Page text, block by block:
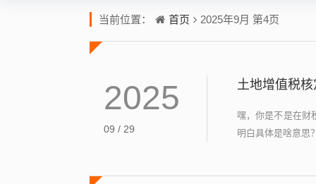
当前位置： 首页 2025年9月 第4页
2025
09 / 29
土地增值税
嘿，你是不是在财
明白具体是啥意思